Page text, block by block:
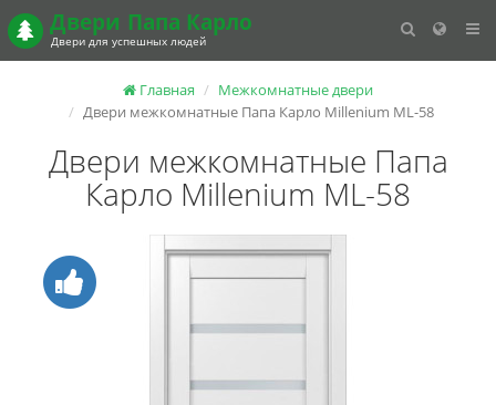
Двери Папа Карло
Двери для успешных людей
Главная
Межкомнатные двери
Двери межкомнатные Папа Карло Millenium ML-58
Двери межкомнатные Папа
Карло Millenium ML-58